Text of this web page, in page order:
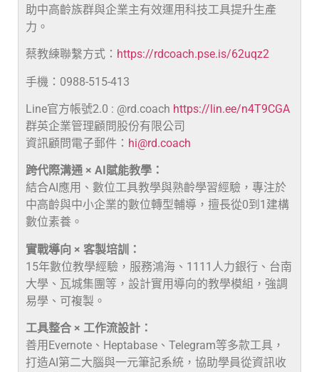
助中高齡族群與企業主有效運用科技工具提升生產
力。
蔡教練聯繫方式： https://rdcoach.pse.is/62uqz2
手機：0988-515-413
Line官方帳號2.0 : @rd.coach https://lin.ee/n4T9CGA
群英企業管理顧問股份有限公司
資訊顧問電子郵件： hi@rd.coach
跨代際溝通 × AI賦能教學：
結合AI應用、數位工具教學與熟齡學習經驗，專注於
中高齡與中小企業的數位轉型輔導，擅長從0到1建構
數位素養。
實戰導向 × 客製培訓：
15年數位教學經驗，服務鴻海、1111人力銀行、台南
大學、瓦城集團等，設計實用導向的教學模組，強調
易學、可複製。
工具整合 × 工作流設計：
善用Evernote、Heptabase、Telegram等多款工具，
打造AI第二大腦與一元筆記系統，協助學員從資訊收